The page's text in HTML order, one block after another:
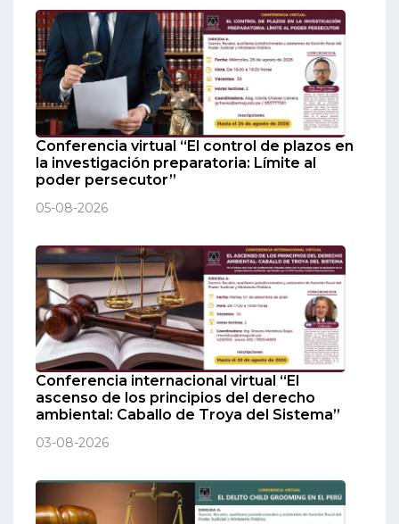
Conferencia virtual “El control de plazos en
la investigación preparatoria: Límite al
poder persecutor”
05-08-2026
Conferencia internacional virtual “El
ascenso de los principios del derecho
ambiental: Caballo de Troya del Sistema”
03-08-2026